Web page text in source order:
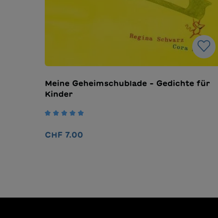
Meine Geheimschublade - Gedichte für
Kinder
CHF 7.00